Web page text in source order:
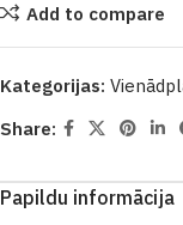
Add to compare
Kategorijas:
Share:
Papildu informācija